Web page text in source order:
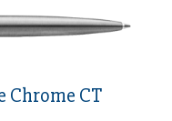
Chrome CT